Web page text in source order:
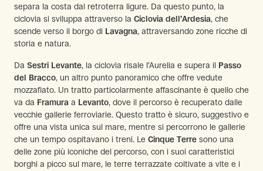
separa la costa dal retroterra ligure. Da questo punto, la
ciclovia si sviluppa attraverso la Ciclovia dell’Ardesia, che
scende verso il borgo di Lavagna, attraversando zone ricche di
storia e natura.
Da Sestri Levante, la ciclovia risale l’Aurelia e supera il Passo
del Bracco, un altro punto panoramico che offre vedute
mozzafiato. Un tratto particolarmente affascinante è quello che
va da Framura a Levanto, dove il percorso è recuperato dalle
vecchie gallerie ferroviarie. Questo tratto è sicuro, suggestivo e
offre una vista unica sul mare, mentre si percorrono le gallerie
che un tempo ospitavano i treni. Le Cinque Terre sono una
delle zone più iconiche del percorso, con i suoi caratteristici
borghi a picco sul mare, le terre terrazzate coltivate a vite e i